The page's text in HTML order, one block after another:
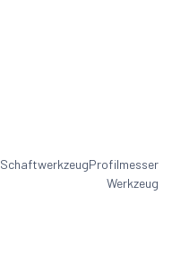
SchaftwerkzeugProfilmesser
Werkzeug